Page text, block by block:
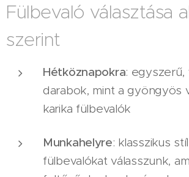
Fülbevaló választása
szerint
Hétköznapokra:
darabok, mint a gyöngyös
karika fülbevalók
Munkahelyre: klasszikus
fülbevalókat válasszunk,